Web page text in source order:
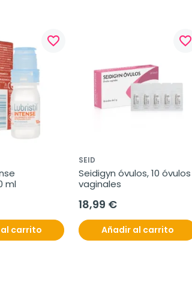
favorite_border
ml
carrito
favorite_border
SEID
Seidigyn óvulos, 10 óvulos
vaginales
18,99 €
Añadir al carrito